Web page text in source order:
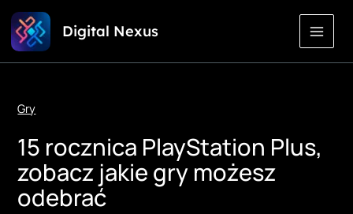
Przejdź
do
treści
Digital Nexus
Gry
15 rocznica PlayStation Plus,
zobacz jakie gry możesz
odebrać